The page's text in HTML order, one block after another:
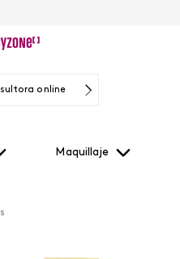
online
Maquillaje